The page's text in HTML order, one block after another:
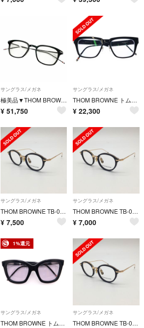
サングラス/メガネ
極美品▼THOM BROWNE トムブラウン TB-704-C ウェリントン メガネ 眼鏡 アイウェア マットブラック 49□21-150 日本製 メンズ 箱付き
¥ 51,750
サングラス/メガネ
THOM BROWNE トムブラウン 21AW ウェリントン トリコロールクリアフレームアイウェア ブラック TB-715-TBX715-A-01
¥ 22,300
サングラス/メガネ
THOM BROWNE TB-011 49 ブラック ゴールド トムブラウン
¥ 7,500
サングラス/メガネ
THOM BROWNE TB-011 46 ブラック ゴールド トムブラウン
¥ 7,000
1%還元
サングラス/メガネ
THOM BROWNE トムブラウン キャットアイ サングラス 眼鏡 アイウェア ブラック TB-501
サングラス/メガネ
THOM BROWNE TB-011 46 ブラック ゴールド トムブラウン